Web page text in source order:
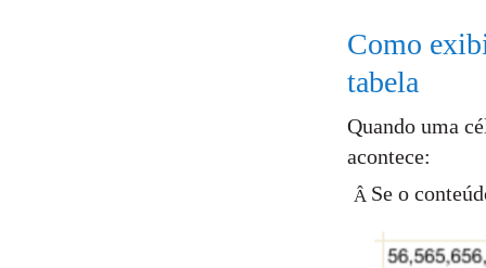
Como
tabela
Quando uma
acontece:
Se o
Â